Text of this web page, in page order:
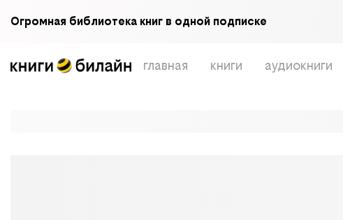
Огромная библиотека книг в одной подписке
главная книги аудиокниги